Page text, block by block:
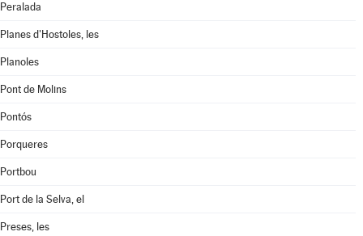
Peralada
Planes d'Hostoles, les
Planoles
Pont de Molins
Pontós
Porqueres
Portbou
Port de la Selva, el
Preses, les